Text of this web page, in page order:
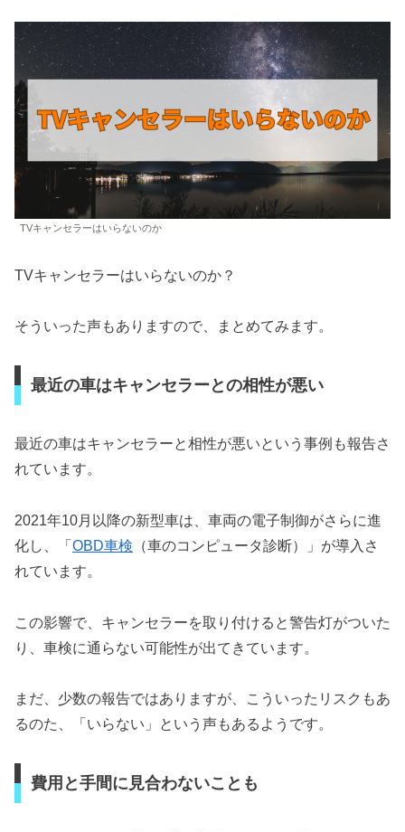
TVキャンセラーはいらないのか
TVキャンセラーはいらないのか？
そういった声もありますので、まとめてみます。
最近の車はキャンセラーとの相性が悪い
最近の車はキャンセラーと相性が悪いという事例も報告さ
れています。
2021年10月以降の新型車は、車両の電子制御がさらに進
化し、「 OBD車検 （車のコンピュータ診断）」が導入さ
れています。
この影響で、キャンセラーを取り付けると警告灯がついた
り、車検に通らない可能性が出てきています。
まだ、少数の報告ではありますが、こういったリスクもあ
るのた、「いらない」という声もあるようです。
費用と手間に見合わないことも